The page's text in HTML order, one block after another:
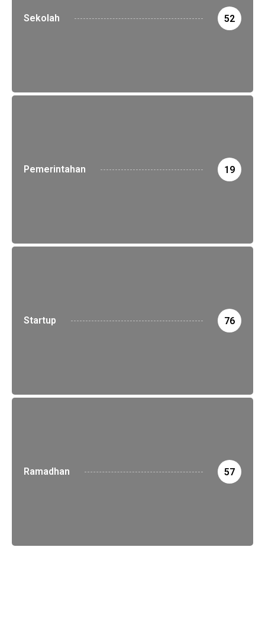
Sekolah 52
Pemerintahan 19
Startup 76
Ramadhan 57